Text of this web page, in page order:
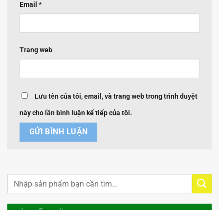
Email *
Trang web
Lưu tên của tôi, email, và trang web trong trình duyệt
này cho lần bình luận kế tiếp của tôi.